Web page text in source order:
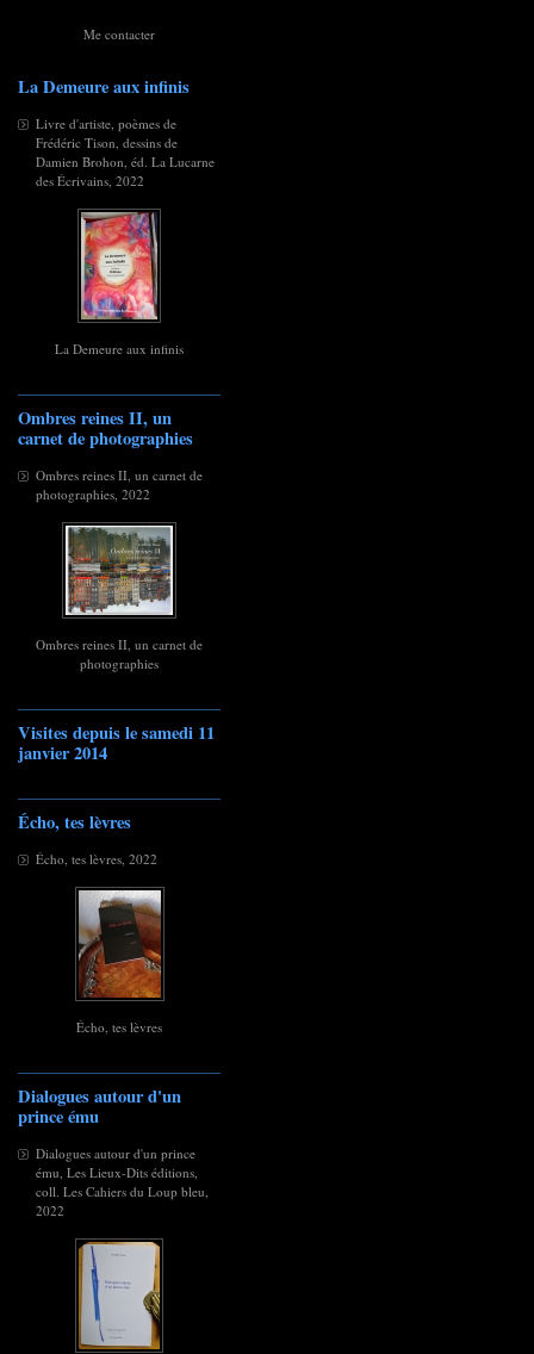
Me contacter
La Demeure aux infinis
Livre d'artiste, poèmes de
Frédéric Tison, dessins de
Damien Brohon, éd. La Lucarne
des Écrivains, 2022
La Demeure aux infinis
Ombres reines II, un
carnet de photographies
Ombres reines II, un carnet de
photographies, 2022
Ombres reines II, un carnet de
photographies
Visites depuis le samedi 11
janvier 2014
Écho, tes lèvres
Écho, tes lèvres, 2022
Écho, tes lèvres
Dialogues autour d'un
prince ému
Dialogues autour d'un prince
ému, Les Lieux-Dits éditions,
coll. Les Cahiers du Loup bleu,
2022